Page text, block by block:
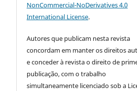
NonCommercial-NoDerivatives 4.0
International License.
Autores que publicam nesta revista
concordam em manter os direitos
e conceder à revista o direito de
publicação, com o trabalho
simultaneamente licenciado sob a